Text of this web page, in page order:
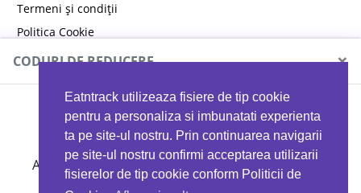
Eatntrack utilizeaza fisiere de tip cookie
pentru a personaliza si imbunatati experienta
ta pe site-ul nostru. Prin continuarea navigarii
pe site-ul nostru confirmi acceptarea utilizarii
fisierelor de tip cookie conform Politicii de
Termeni și condiții
Politica Cookie
Politica de confidențialitate
CODURI DE REDUCERE ×
MYPROTEIN
Ai 40%reducere la orice comandă folosind codul
EATTRACK